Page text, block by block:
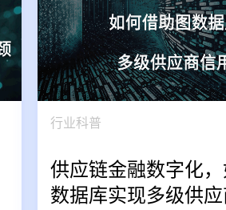
行业科普
供应链金融数字化
数据库实现多级供